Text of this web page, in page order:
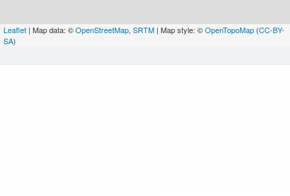
Leaflet | Map data: ©OpenStreetMap, SRTM | Map style: ©OpenTopoMap (CC-BY-
SA)